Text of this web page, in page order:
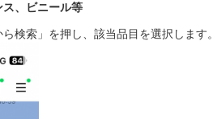
、ビニール等
検索」を押し、該当品目を選択します。